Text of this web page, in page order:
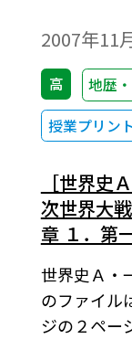
2007年11
高
地歴
授業プリン
［世界史
次世界大
章 １．第
世界史Ａ・
のファイル
ジの２ペー